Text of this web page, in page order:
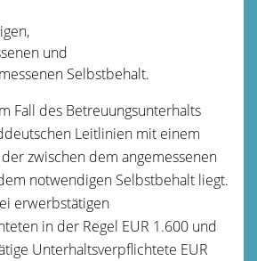
und
Selbstbehalt.
Fall des Betreuungsunterhalts
Leitlinien mit einem
zwischen dem angemessenen
notwendigen Selbstbehalt liegt.
erwerbstätigen
in der Regel EUR 1.600 und
Unterhaltsverpflichtete EUR